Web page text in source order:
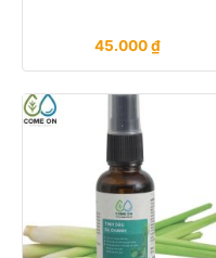
45.000₫